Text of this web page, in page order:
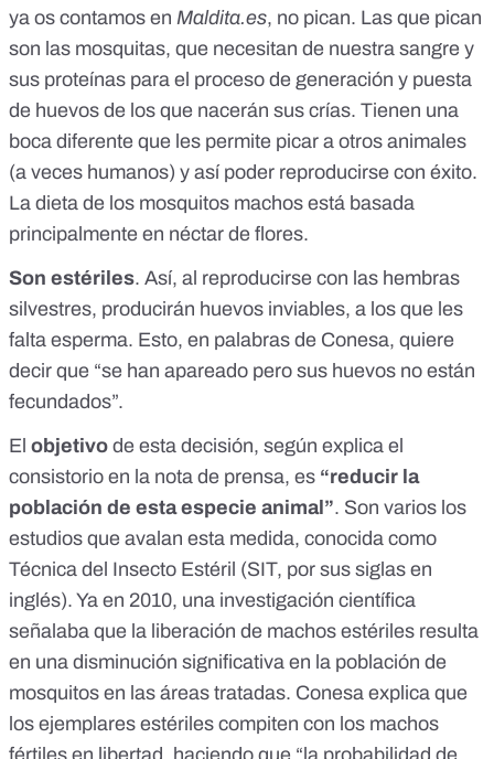
ya os contamos en Maldita.es, no pican. Las que pican
son las mosquitas, que necesitan de nuestra sangre y
sus proteínas para el proceso de generación y puesta
de huevos de los que nacerán sus crías. Tienen una
boca diferente que les permite picar a otros animales
(a veces humanos) y así poder reproducirse con éxito.
La dieta de los mosquitos machos está basada
principalmente en néctar de flores.
Son estériles. Así, al reproducirse con las hembras
silvestres, producirán huevos inviables, a los que les
falta esperma. Esto, en palabras de Conesa, quiere
decir que “se han apareado pero sus huevos no están
fecundados”.
El objetivo de esta decisión, según explica el
consistorio en la nota de prensa, es “reducir la
población de esta especie animal”. Son varios los
estudios que avalan esta medida, conocida como
Técnica del Insecto Estéril (SIT, por sus siglas en
inglés). Ya en 2010, una investigación científica
señalaba que la liberación de machos estériles resulta
en una disminución significativa en la población de
mosquitos en las áreas tratadas. Conesa explica que
los ejemplares estériles compiten con los machos